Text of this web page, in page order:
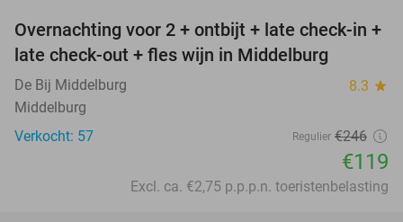
52%
Overnachting voor 2 + ontbijt + late check-in +
late check-out + fles wijn in Middelburg
De Bij Middelburg 8.3 star
Middelburg
Verkocht: 57
Regulier €246
€119
Excl. ca. €2,75 p.p.p.n. toeristenbelasting